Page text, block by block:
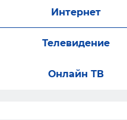
Интернет
Телевидение
Онлайн ТВ